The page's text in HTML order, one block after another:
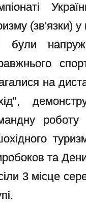
(зв'язки)
були
на
роботу
та
3 місце